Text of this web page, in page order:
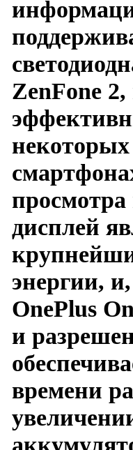
ZenFone
некоторых
просмотра
дисплей
энергии,
OnePlus
и
времени